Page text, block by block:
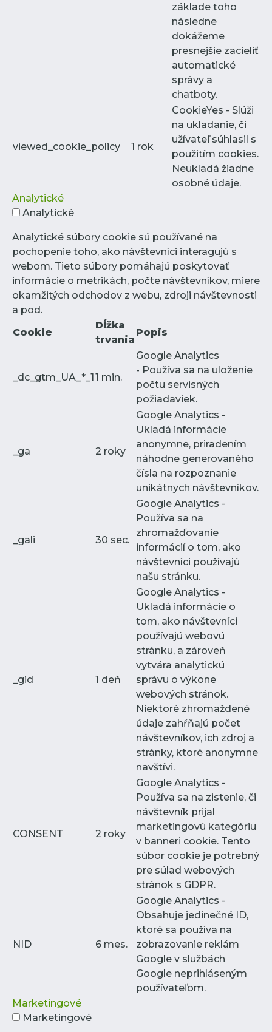
základe toho
následne
dokážeme
presnejšie zacieliť
automatické
správy a
chatboty.
viewed_cookie_policy 1 rok
CookieYes - Slúži
na ukladanie, či
užívateľ súhlasil s
použitím cookies.
Neukladá žiadne
osobné údaje.
Analytické
Analytické
Analytické súbory cookie sú používané na
pochopenie toho, ako návštevníci interagujú s
webom. Tieto súbory pomáhajú poskytovať
informácie o metrikách, počte návštevníkov, miere
okamžitých odchodov z webu, zdroji návštevnosti
a pod.
Cookie
Dĺžka
trvania
Popis
_dc_gtm_UA_*_11 min.
Google Analytics
- Používa sa na uloženie
počtu servisných
požiadaviek.
_ga 2 roky
Google Analytics -
Ukladá informácie
anonymne, priradením
náhodne generovaného
čísla na rozpoznanie
unikátnych návštevníkov.
_gali 30 sec.
Google Analytics -
Používa sa na
zhromažďovanie
informácií o tom, ako
návštevníci používajú
našu stránku.
_gid 1 deň
Google Analytics -
Ukladá informácie o
tom, ako návštevníci
používajú webovú
stránku, a zároveň
vytvára analytickú
správu o výkone
webových stránok.
Niektoré zhromaždené
údaje zahŕňajú počet
návštevníkov, ich zdroj a
stránky, ktoré anonymne
navštívi.
CONSENT 2 roky
Google Analytics -
Používa sa na zistenie, či
návštevník prijal
marketingovú kategóriu
v banneri cookie. Tento
súbor cookie je potrebný
pre súlad webových
stránok s GDPR.
NID 6 mes.
Google Analytics -
Obsahuje jedinečné ID,
ktoré sa používa na
zobrazovanie reklám
Google v službách
Google neprihláseným
používateľom.
Marketingové
Marketingové